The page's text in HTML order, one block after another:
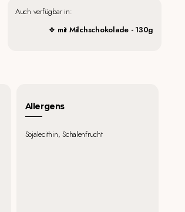
Auch verfügbar in:
mit Milchschokolade - 130g
Allergens
Sojalecithin, Schalenfrucht